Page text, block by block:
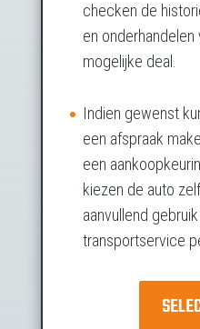
checken de
en
mogelijke deal.
Indien gewenst
een afspraak
een
kiezen de auto
aanvullend
transportservice